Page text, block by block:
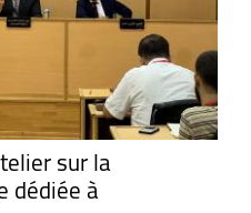
sur la
dédiée à